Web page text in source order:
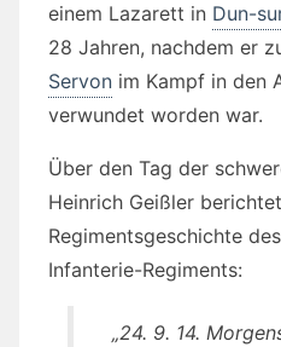
einem Lazarett in Dun-
28 Jahren, nachdem er
Servon im Kampf in den
verwundet worden war.
Über den Tag der
Heinrich Geißler
Regimentsgeschichte
Infanterie-Regiments:
„24. 9. 14.